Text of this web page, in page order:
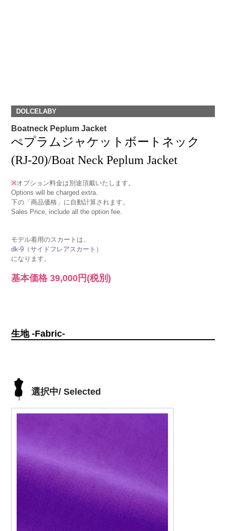
DOLCELABY
Boatneck Peplum Jacket
ぺプラムジャケットボートネック
(RJ-20)/Boat Neck Peplum Jacket
※オプション料金は別途頂戴いたします。
Options will be charged extra.
下の「商品価格」に自動計算されます。
Sales Price, include all the option fee.
モデル着用のスカートは、
dk-9（サイドフレアスカート）
になります。
基本価格39,000円 (税別)
生地 -Fabric-
選択中/ Selected